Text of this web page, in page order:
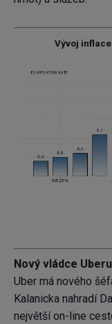
Vývoj
Nový vládce
Uber má nového
Kalanicka nahradí
největší on-line